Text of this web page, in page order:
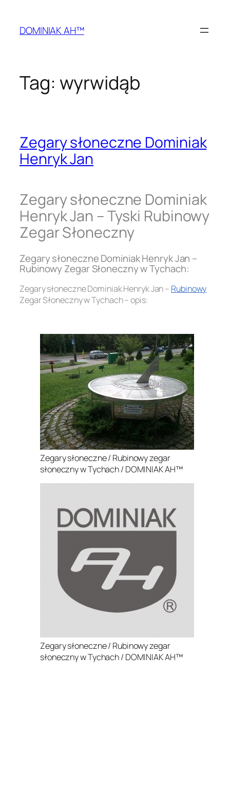
treściDOMINIAK AH™
Tag: wyrwidąb
Zegary słoneczne Dominiak
Henryk Jan
Zegary słoneczne Dominiak
Henryk Jan – Tyski Rubinowy
Zegar Słoneczny
Zegary słoneczne Dominiak Henryk Jan –
Rubinowy Zegar Słoneczny w Tychach:
Zegary słoneczne Dominiak Henryk Jan – Rubinowy
Zegar Słoneczny w Tychach – opis:
Zegary słoneczne / Rubinowy zegar
słoneczny w Tychach / DOMINIAK AH™
Zegary słoneczne / Rubinowy zegar
słoneczny w Tychach / DOMINIAK AH™